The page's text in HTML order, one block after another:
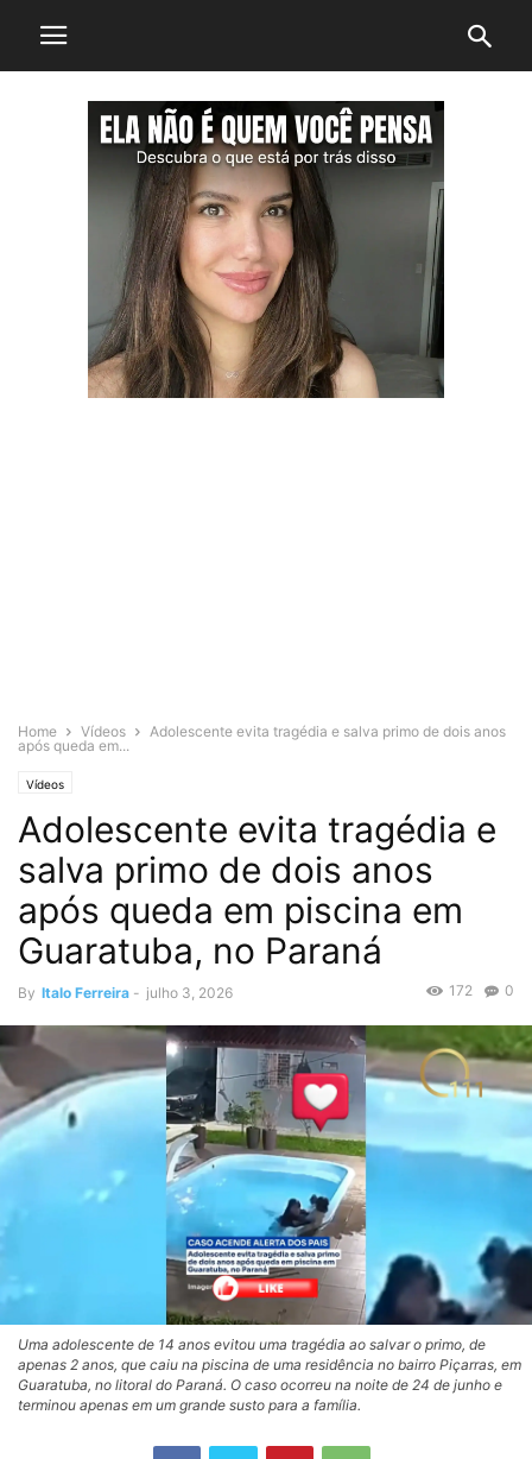
Home Vídeos
Adolescente evita tragédia e salva primo de dois anos
após queda em...
Vídeos
Adolescente evita tragédia e
salva primo de dois anos
após queda em piscina em
Guaratuba, no Paraná
By Italo Ferreira - julho 3, 2026 0
172
Uma adolescente de 14 anos evitou uma tragédia ao salvar o primo, de
apenas 2 anos, que caiu na piscina de uma residência no bairro Piçarras, em
Guaratuba, no litoral do Paraná. O caso ocorreu na noite de 24 de junho e
terminou apenas em um grande susto para a família.